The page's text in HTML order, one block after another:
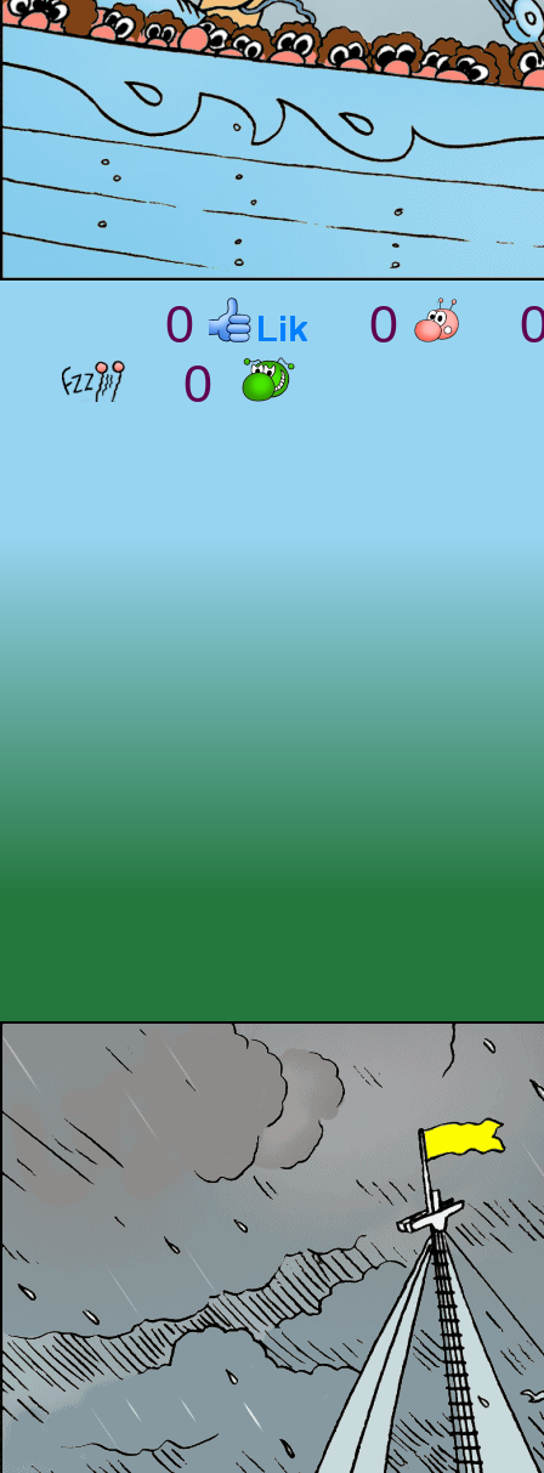
0 0
0